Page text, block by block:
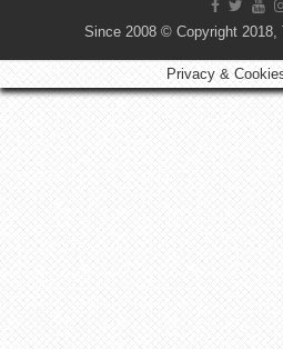
Since 2008 © Copyright 2018,
Privacy &